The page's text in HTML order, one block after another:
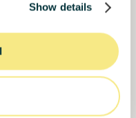
Show details
resilientes.